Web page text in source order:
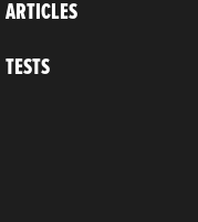
ARTICLES
TESTS